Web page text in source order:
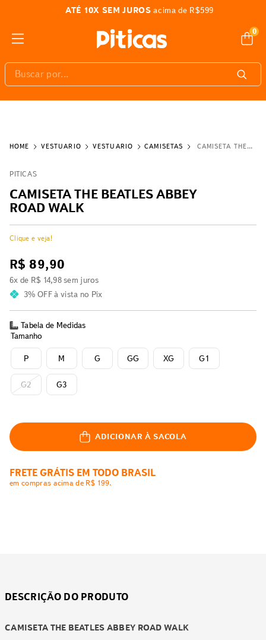
ATÉ 10X SEM JUROS acima de R$599
0
Buscar por...
VESTUÁRIO VESTUÁRIO CAMISETAS CAMISETA THE BEATLES ABBEY ROAD WALK
PITICAS
CAMISETA THE BEATLES ABBEY
ROAD WALK
Clique e veja!
R$ 89,90
6x de R$ 14,98sem juros
3% OFFà vista no Pix
Tabela de Medidas
Tamanho
P G
M GG XG
G3
G2
G1
ADICIONAR À SACOLA
FRETE GRÁTIS EM TODO BRASIL
em compras acima de R$ 199.
DESCRIÇÃO DO PRODUTO
CAMISETA THE BEATLES ABBEY ROAD WALK